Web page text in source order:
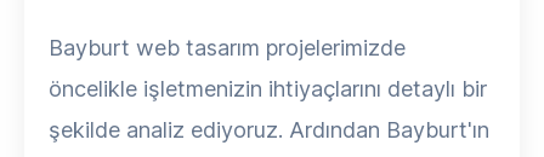
Bayburt web tasarım projelerimizde
öncelikle işletmenizin ihtiyaçlarını detaylı bir
şekilde analiz ediyoruz. Ardından Bayburt'ın